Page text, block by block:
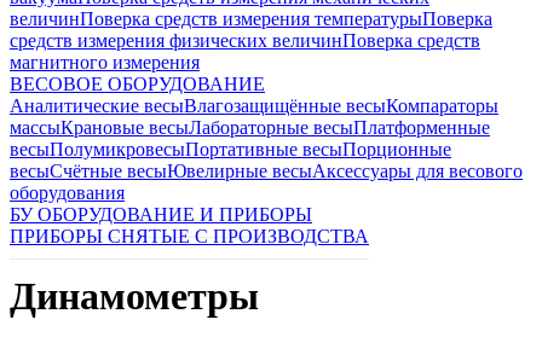
величинПоверка средств измерения температурыПоверка
средств измерения физических величинПоверка средств
магнитного измерения
ВЕСОВОЕ ОБОРУДОВАНИЕ
Аналитические весыВлагозащищённые весыКомпараторы
массыКрановые весыЛабораторные весыПлатформенные
весыПолумикровесыПортативные весыПорционные
весыСчётные весыЮвелирные весыАксессуары для весового
оборудования
БУ ОБОРУДОВАНИЕ И ПРИБОРЫ
ПРИБОРЫ СНЯТЫЕ С ПРОИЗВОДСТВА
Динамометры